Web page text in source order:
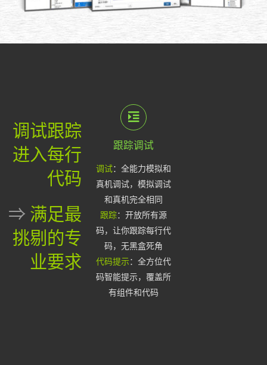
调试跟踪
进入每行
代码
⇒ 满足最
挑剔的专
业要求
跟踪调试
调试：全能力模拟和
真机调试，模拟调试
和真机完全相同
跟踪：开放所有源
码，让你跟踪每行代
码，无黑盒死角
代码提示：全方位代
码智能提示，覆盖所
有组件和代码